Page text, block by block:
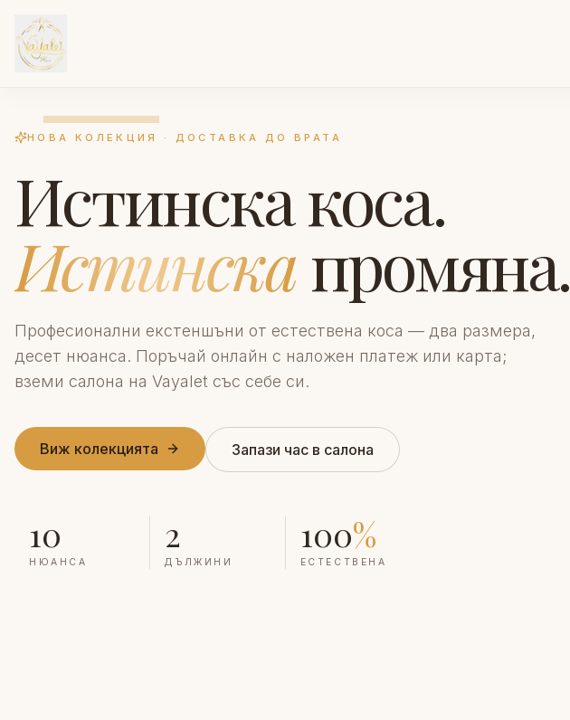
НОВА КОЛЕКЦИЯ · ДОСТАВКА ДО ВРАТА
Истинска коса.
Истинскапромяна.
Професионални екстеншъни от естествена коса — два размера,
десет нюанса. Поръчай онлайн с наложен платеж или карта;
вземи салона на Vayalet със себе си.
Виж колекцията Запази час в салона
10
НЮАНСА
2
ДЪЛЖИНИ
100%
ЕСТЕСТВЕНА